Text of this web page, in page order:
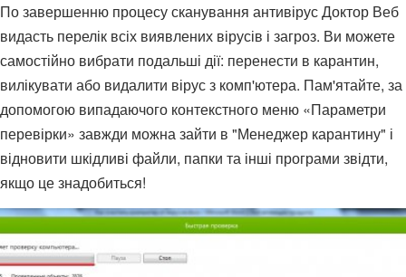
По завершенню процесу сканування антивірус Доктор Веб
видасть перелік всіх виявлених вірусів і загроз. Ви можете
самостійно вибрати подальші дії: перенести в карантин,
вилікувати або видалити вірус з комп'ютера. Пам'ятайте, за
допомогою випадаючого контекстного меню «Параметри
перевірки» завжди можна зайти в "Менеджер карантину" і
відновити шкідливі файли, папки та інші програми звідти,
якщо це знадобиться!